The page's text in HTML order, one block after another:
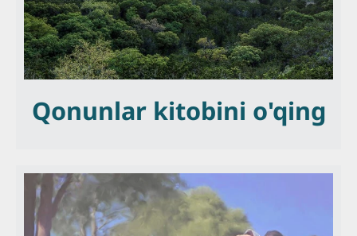
Qonunlar kitobini o'qing